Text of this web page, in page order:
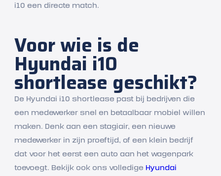
i10 een directe match.
Voor wie is de
Hyundai i10
shortlease geschikt?
De Hyundai i10 shortlease past bij bedrijven die
een medewerker snel en betaalbaar mobiel willen
maken. Denk aan een stagiair, een nieuwe
medewerker in zijn proeftijd, of een klein bedrijf
dat voor het eerst een auto aan het wagenpark
toevoegt. Bekijk ook ons volledige Hyundai